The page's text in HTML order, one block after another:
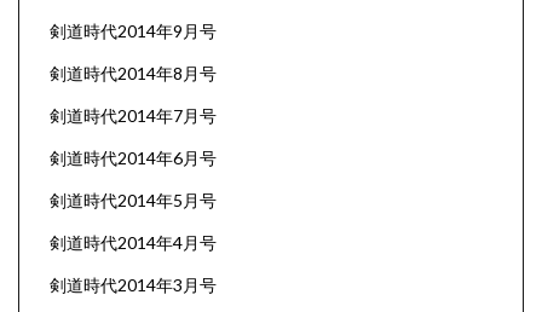
剣道時代2014年9月号
剣道時代2014年8月号
剣道時代2014年7月号
剣道時代2014年6月号
剣道時代2014年5月号
剣道時代2014年4月号
剣道時代2014年3月号